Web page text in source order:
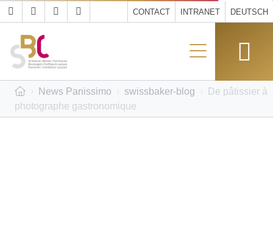
CONTACT INTRANET DEUTSCH
News Panissimo swissbaker-blog
De pâtissier à
photographe gastronomique